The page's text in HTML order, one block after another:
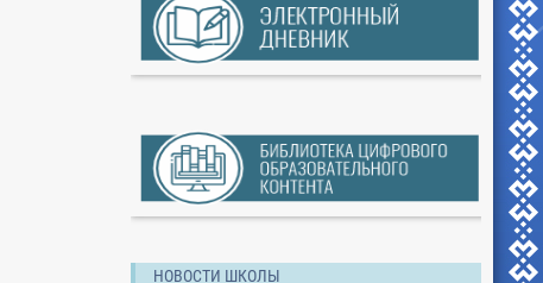
НОВОСТИ ШКОЛЫ